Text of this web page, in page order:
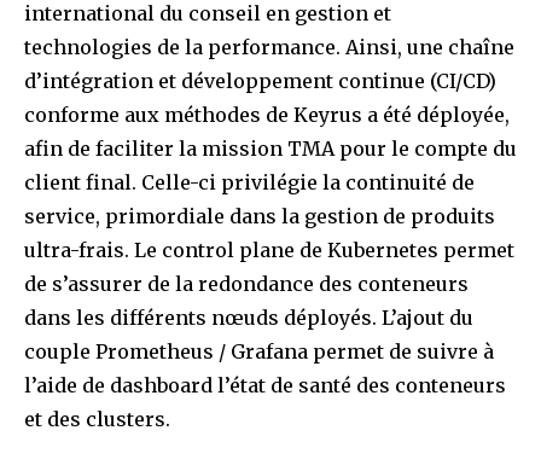
international du conseil en gestion et
technologies de la performance. Ainsi, une chaîne
d’intégration et développement continue (CI/CD)
conforme aux méthodes de Keyrus a été déployée,
afin de faciliter la mission TMA pour le compte du
client final. Celle-ci privilégie la continuité de
service, primordiale dans la gestion de produits
ultra-frais. Le control plane de Kubernetes permet
de s’assurer de la redondance des conteneurs
dans les différents nœuds déployés. L’ajout du
couple Prometheus / Grafana permet de suivre à
l’aide de dashboard l’état de santé des conteneurs
et des clusters.